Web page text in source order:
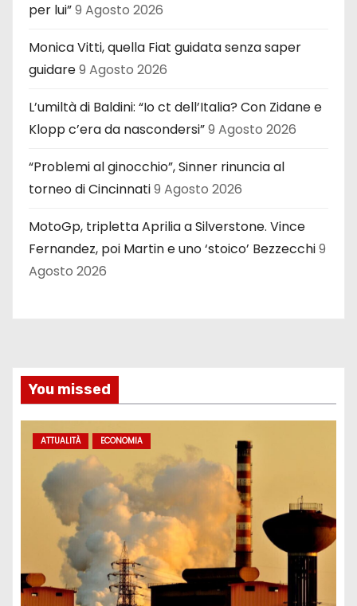
per lui”9 Agosto 2026
Monica Vitti, quella Fiat guidata senza saper
guidare9 Agosto 2026
L’umiltà di Baldini: “Io ct dell’Italia? Con Zidane e
Klopp c’era da nascondersi”9 Agosto 2026
“Problemi al ginocchio”, Sinner rinuncia al
torneo di Cincinnati9 Agosto 2026
MotoGp, tripletta Aprilia a Silverstone. Vince
Fernandez, poi Martin e uno ‘stoico’ Bezzecchi9
Agosto 2026
You missed
ATTUALITÀ ECONOMIA